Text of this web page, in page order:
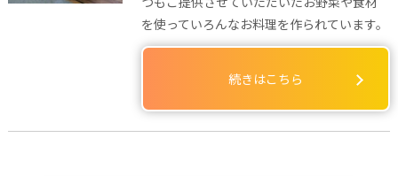
を使っていろんなお料理を作られています。
続きはこちら